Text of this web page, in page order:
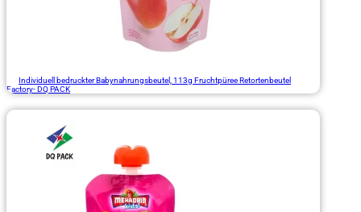
Individuell bedruckter Babynahrungsbeutel, 113g Fruchtpüree Retortenbeutel
Factory- DQ PACK